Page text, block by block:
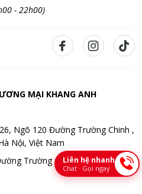
- 22h00)
MẠI KHANG ANH
Ngõ 120 Đường Trường Chinh ,
Nội, Việt Nam
Trường Chinh , Phường Kim
Liên hệ nhanh
Chat · Gọi ngay